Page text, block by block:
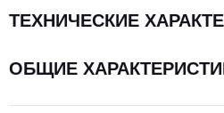
ТЕХНИЧЕСКИЕ
ОБЩИЕ